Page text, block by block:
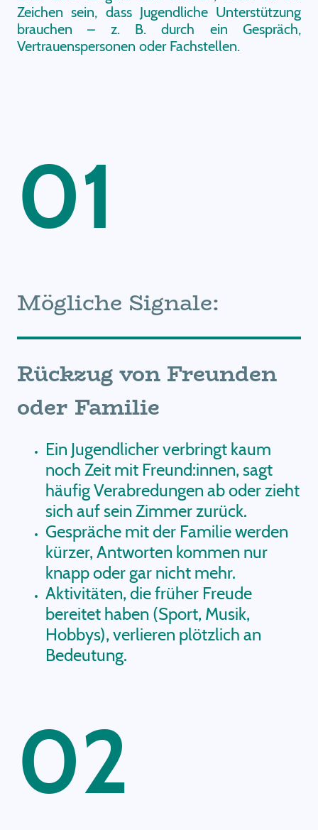
Zeichen sein, dass Jugendliche Unterstützung
brauchen – z. B. durch ein Gespräch,
Vertrauenspersonen oder Fachstellen.
01
Mögliche Signale:
Rückzug von Freunden
oder Familie
Ein Jugendlicher verbringt kaum
noch Zeit mit Freund:innen, sagt
häufig Verabredungen ab oder zieht
sich auf sein Zimmer zurück.
Gespräche mit der Familie werden
kürzer, Antworten kommen nur
knapp oder gar nicht mehr.
Aktivitäten, die früher Freude
bereitet haben (Sport, Musik,
Hobbys), verlieren plötzlich an
Bedeutung.
02